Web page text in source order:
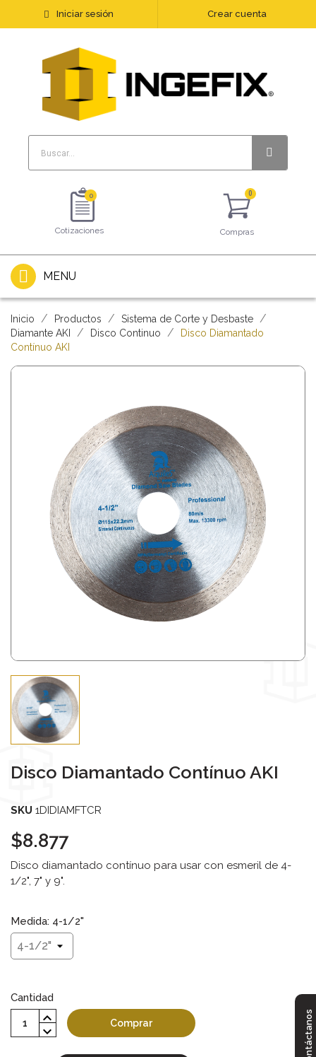
Iniciar sesión Crear cuenta
0
Cotizaciones Compras
MENU
Inicio Productos
Sistema de Corte y Desbaste
Diamante AKI
Disco Continuo
Disco Diamantado
Contínuo AKI
Disco Diamantado Contínuo AKI
SKU 1DIDIAMFTCR
$8.877
Disco diamantado contínuo para usar con esmeril de 4-
1/2", 7" y 9".
Medida: 4-1/2"
Cantidad
Comprar Contáctanos